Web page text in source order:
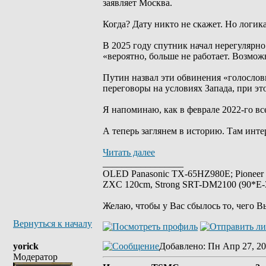
заявляет Москва.
Когда? Дату никто не скажет. Но
В 2025 году спутник начал
«вероятно, больше не работает.
Путин назвал эти обвинения
переговоры на условиях Запада, при
Я напоминаю, как в феврале 2022-го
А теперь заглянем в историю. Там
Читать далее
OLED Panasonic TX-65HZ980E;
ZXC 120cm, Strong SRT-DM2100
Желаю, чтобы у Вас сбылось то, чего
Вернуться к началу
yorick
Модератор
Добавлено: Пн Апр 27,